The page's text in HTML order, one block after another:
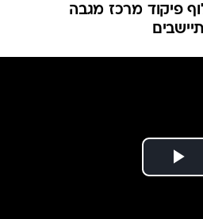
פיקוד מרכז מגבה